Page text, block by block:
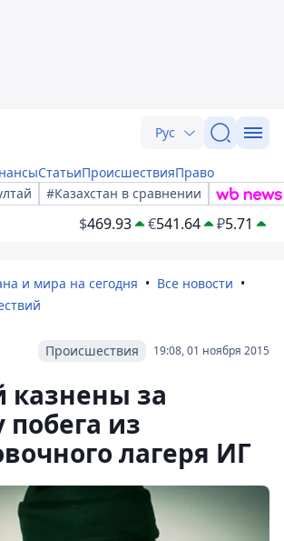
Рус
СтатьиПроисшествияПраво
#Казахстан в сравнении
$469.93 €541.64 ₽5.71
и мира на сегодня
Все новости
19:08, 01 ноября 2015
Происшествия
казнены за
побега из
лагеря ИГ